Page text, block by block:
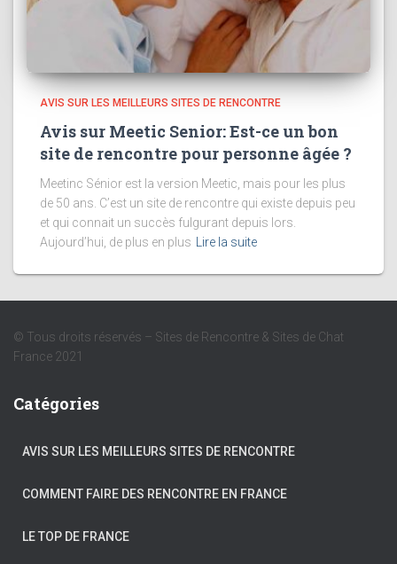
AVIS SUR LES MEILLEURS SITES DE RENCONTRE
Avis sur Meetic Senior: Est-ce un bon
site de rencontre pour personne âgée ?
Meetinc Sénior est la version Meetic, mais pour les plus
de 50 ans. C’est un site de rencontre qui existe depuis peu
et qui connait un succès fulgurant depuis lors.
Aujourd’hui, de plus en plus
Lire la suite
© Tous droits réservés – Sites de Rencontre & Sites de Chat
France 2021
Catégories
AVIS SUR LES MEILLEURS SITES DE RENCONTRE
COMMENT FAIRE DES RENCONTRE EN FRANCE
LE TOP DE FRANCE